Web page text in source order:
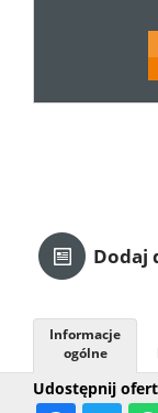
Dodaj
Udostępnij
Informacje
ogólne